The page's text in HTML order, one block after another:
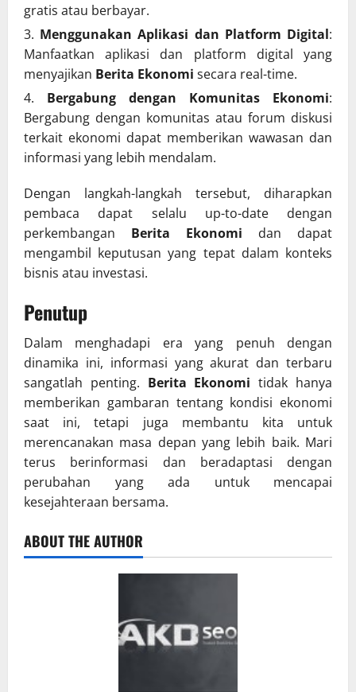
gratis atau berbayar.
Menggunakan Aplikasi dan Platform Digital:
Manfaatkan aplikasi dan platform digital yang
menyajikan Berita Ekonomi secara real-time.
Bergabung dengan Komunitas Ekonomi:
Bergabung dengan komunitas atau forum diskusi
terkait ekonomi dapat memberikan wawasan dan
informasi yang lebih mendalam.
Dengan langkah-langkah tersebut, diharapkan
pembaca dapat selalu up-to-date dengan
perkembangan Berita Ekonomi dan dapat
mengambil keputusan yang tepat dalam konteks
bisnis atau investasi.
Penutup
Dalam menghadapi era yang penuh dengan
dinamika ini, informasi yang akurat dan terbaru
sangatlah penting. Berita Ekonomi tidak hanya
memberikan gambaran tentang kondisi ekonomi
saat ini, tetapi juga membantu kita untuk
merencanakan masa depan yang lebih baik. Mari
terus berinformasi dan beradaptasi dengan
perubahan yang ada untuk mencapai
kesejahteraan bersama.
ABOUT THE AUTHOR